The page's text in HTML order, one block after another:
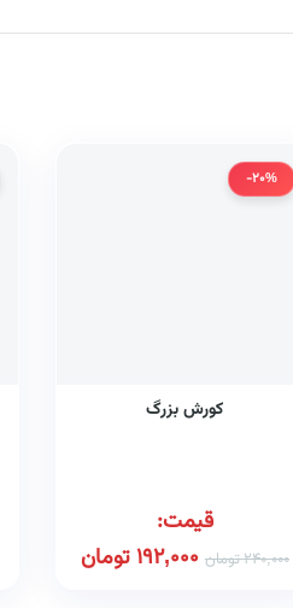
-20%
کورش بزرگ
قیمت:
240,000تومان 192,000تومان